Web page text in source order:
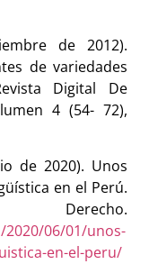
de 2012).
de variedades
Digital De
4 (54- 72),
de 2020). Unos
en el Perú.
06/01/unos-
en-el-peru/